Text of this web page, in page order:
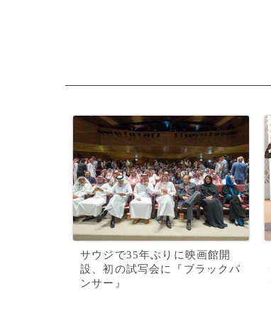
サウジで35年ぶりに映画館開
設、初の試写会に『ブラックパ
ンサー』